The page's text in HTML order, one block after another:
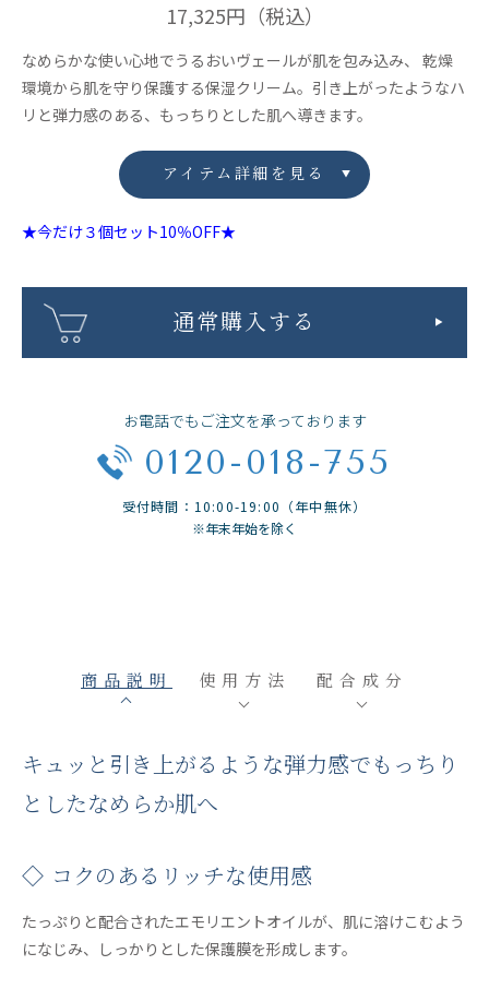
17,325円 （税込）
なめらかな使い心地でうるおいヴェールが肌を包み込み、 乾燥
環境から肌を守り保護する保湿クリーム。引き上がったようなハ
リと弾力感のある、もっちりとした肌へ導きます。
アイテム詳細を見る
★今だけ３個セット10％OFF★
通常購入する
お電話でもご注文を承っております
0120-018-755
受付時間：10:00-19:00（年中無休）
※年末年始を除く
商品説明 使用方法 配合成分
キュッと引き上がるような弾力感でもっちり
としたなめらか肌へ
◇ コクのあるリッチな使用感
たっぷりと配合されたエモリエントオイルが、肌に溶けこむよう
になじみ、しっかりとした保護膜を形成します。